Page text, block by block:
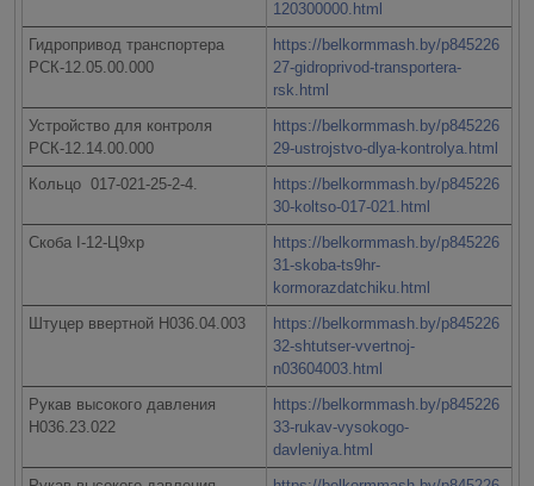
120300000.html
Гидропривод транспортера
РСК-12.05.00.000
https://belkormmash.by/p845226
27-gidroprivod-transportera-
rsk.html
Устройство для контроля
РСК-12.14.00.000
https://belkormmash.by/p845226
29-ustrojstvo-dlya-kontrolya.html
Кольцо 017-021-25-2-4.
https://belkormmash.by/p845226
30-koltso-017-021.html
Скоба Ι-12-Ц9хр
https://belkormmash.by/p845226
31-skoba-ts9hr-
kormorazdatchiku.html
Штуцер ввертной Н036.04.003
https://belkormmash.by/p845226
32-shtutser-vvertnoj-
n03604003.html
Рукав высокого давления
Н036.23.022
https://belkormmash.by/p845226
33-rukav-vysokogo-
davleniya.html